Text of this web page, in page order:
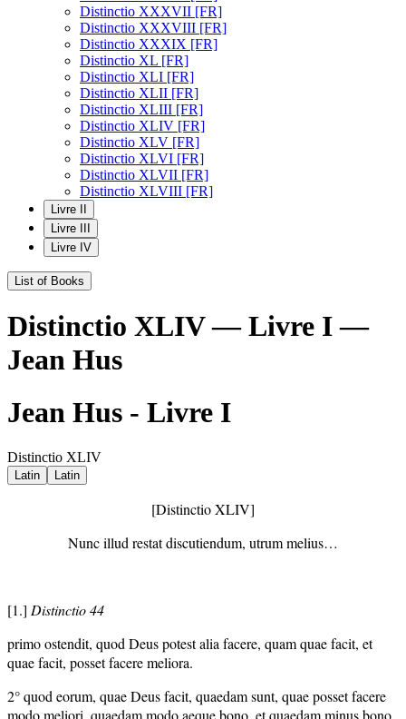
Distinctio XXXVII [FR]
Distinctio XXXVIII [FR]
Distinctio XXXIX [FR]
Distinctio XL [FR]
Distinctio XLI [FR]
Distinctio XLII [FR]
Distinctio XLIII [FR]
Distinctio XLIV [FR]
Distinctio XLV [FR]
Distinctio XLVI [FR]
Distinctio XLVII [FR]
Distinctio XLVIII [FR]
Livre II
Livre III
Livre IV
List of Books
Distinctio XLIV — Livre I —
Jean Hus
Jean Hus - Livre I
Distinctio XLIV
Latin Latin
[Distinctio XLIV]
Nunc illud restat discutiendum, utrum melius…
[1.] Distinctio 44
primo ostendit, quod Deus potest alia facere, quam quae facit, et
quae facit, posset facere meliora.
2° quod eorum, quae Deus facit, quaedam sunt, quae posset facere
modo meliori, quaedam modo aeque bono, et quaedam minus bono,